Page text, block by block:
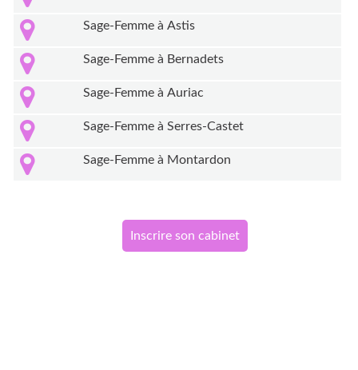
Sage-Femme à Astis
Sage-Femme à Bernadets
Sage-Femme à Auriac
Sage-Femme à Serres-Castet
Sage-Femme à Montardon
Inscrire son cabinet